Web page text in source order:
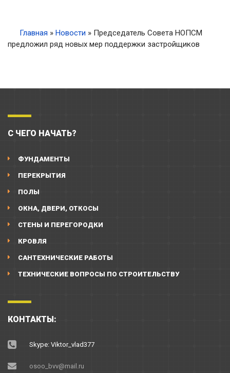
Главная » Новости » Председатель Совета НОПСМ
предложил ряд новых мер поддержки застройщиков
С ЧЕГО НАЧАТЬ?
ФУНДАМЕНТЫ
ПЕРЕКРЫТИЯ
ПОЛЫ
ОКНА, ДВЕРИ, ОТКОСЫ
СТЕНЫ И ПЕРЕГОРОДКИ
КРОВЛЯ
САНТЕХНИЧЕСКИЕ РАБОТЫ
ТЕХНИЧЕСКИЕ ВОПРОСЫ ПО СТРОИТЕЛЬСТВУ
КОНТАКТЫ:
Skype: Viktor_vlad377
osoo_bvv@mail.ru